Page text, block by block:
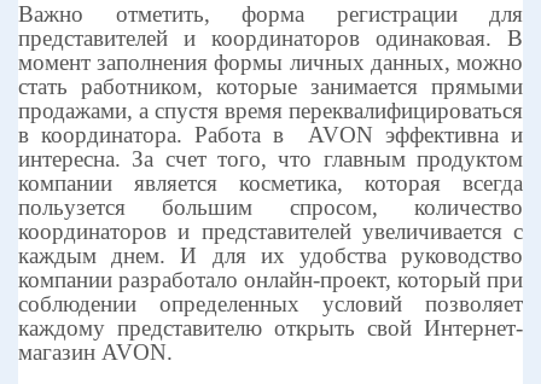
Важно отметить, форма регистрации для
представителей и координаторов одинаковая. В
момент заполнения формы личных данных, можно
стать работником, которые занимается прямыми
продажами, а спустя время переквалифицироваться
в координатора. Работа в
AVON эффективна и
интересна. За счет того, что главным продуктом
компании является косметика, которая всегда
польузется большим спросом, количество
координаторов и представителей увеличивается с
каждым днем. И для их удобства руководство
компании разработало онлайн-проект, который при
соблюдении определенных условий позволяет
каждому представителю открыть свой Интернет-
магазин AVON.